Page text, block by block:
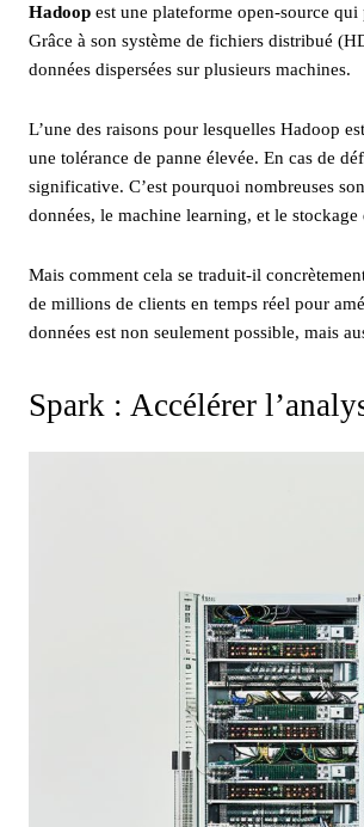
Hadoop est une plateforme open-source qui
Grâce à son système de fichiers distribué
données dispersées sur plusieurs machines.
L’une des raisons pour lesquelles Hadoop
une tolérance de panne élevée. En cas de
significative. C’est pourquoi nombreuses
données, le machine learning, et le stockage
Mais comment cela se traduit-il
de millions de clients en temps réel pour
données est non seulement possible, mais
Spark : Accélérer